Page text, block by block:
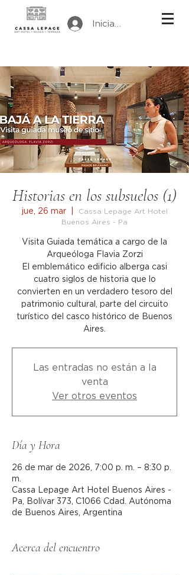
Iniciar sesión
Historias en los subsuelos (1)
jue, 26 mar
  |
Cassa Lepage Art Hotel
Buenos Aires - Pa
Visita Guiada temática a cargo de la
Arqueóloga Flavia Zorzi
El emblemático edificio alberga casi
cuatro siglos de historia que lo
convierten en un verdadero tesoro del
patrimonio cultural, parte del circuito
turístico del casco histórico de Buenos
Aires.
Las entradas no están a la
venta
Ver otros eventos
Día y Hora
26 de mar de 2026, 7:00 p. m. – 8:30 p.
m.
Cassa Lepage Art Hotel Buenos Aires -
Pa, Bolívar 373, C1066 Cdad. Autónoma
de Buenos Aires, Argentina
Acerca del encuentro